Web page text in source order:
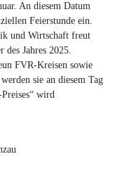
An diesem Datum
Feierstunde ein.
und Wirtschaft freut
des Jahres 2025.
FVR-Kreisen sowie
sie an diesem Tag
wird